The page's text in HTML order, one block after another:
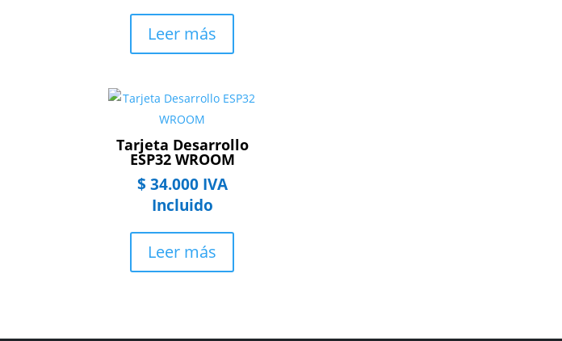
Leer más
Tarjeta Desarrollo
ESP32 WROOM
$34.000 IVA
Incluido
Leer más